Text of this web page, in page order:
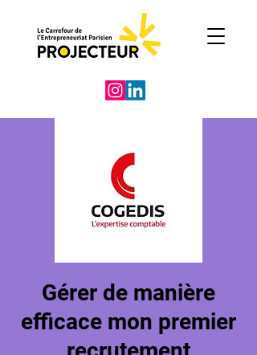
Gérer de manière
efficace mon premier